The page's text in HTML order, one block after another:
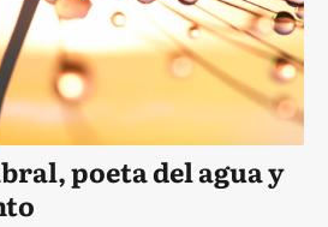
poeta del agua y